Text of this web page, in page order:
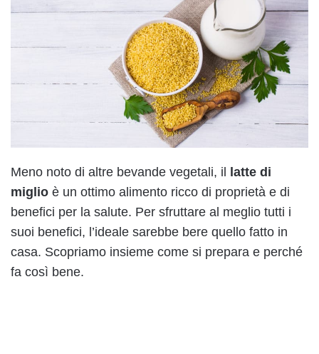
Meno noto di altre bevande vegetali, il latte di
miglio è un ottimo alimento ricco di proprietà e di
benefici per la salute. Per sfruttare al meglio tutti i
suoi benefici, l’ideale sarebbe bere quello fatto in
casa. Scopriamo insieme come si prepara e perché
fa così bene.